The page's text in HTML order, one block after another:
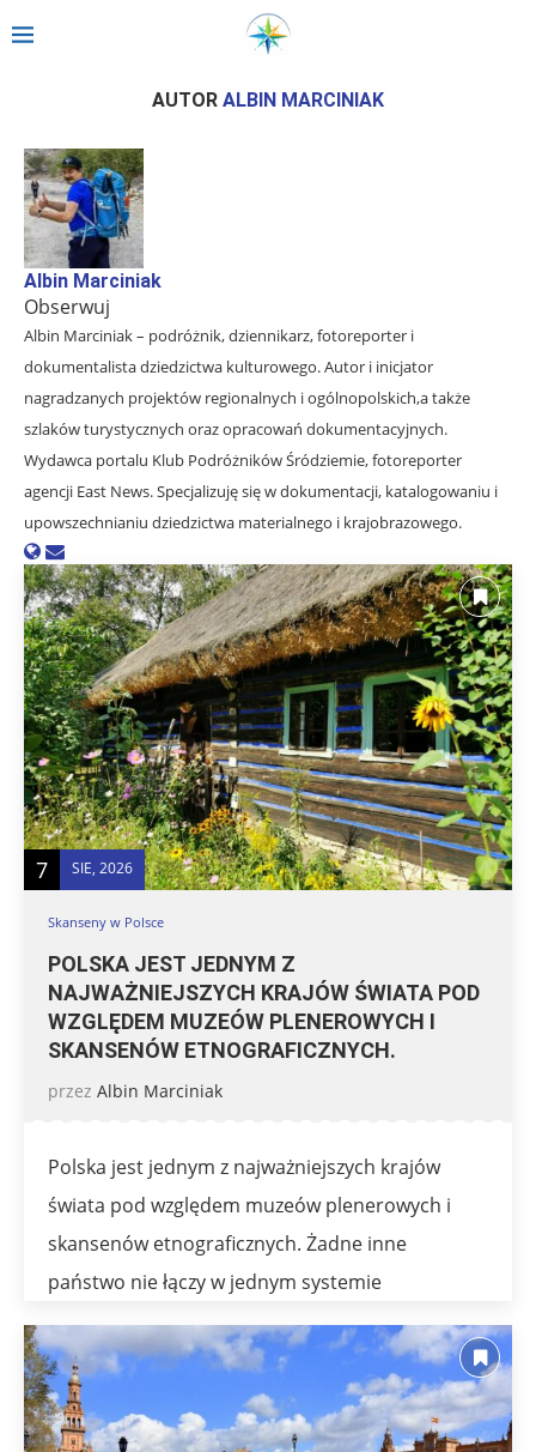
Strona główna Archiwum dla Albin Marciniak
AUTOR ALBIN MARCINIAK
Albin Marciniak
Obserwuj
Albin Marciniak – podróżnik, dziennikarz, fotoreporter i
dokumentalista dziedzictwa kulturowego. Autor i inicjator
nagradzanych projektów regionalnych i ogólnopolskich,a także
szlaków turystycznych oraz opracowań dokumentacyjnych.
Wydawca portalu Klub Podróżników Śródziemie, fotoreporter
agencji East News. Specjalizuję się w dokumentacji, katalogowaniu i
upowszechnianiu dziedzictwa materialnego i krajobrazowego.
7 SIE, 2026
Skanseny w Polsce
POLSKA JEST JEDNYM Z
NAJWAŻNIEJSZYCH KRAJÓW ŚWIATA POD
WZGLĘDEM MUZEÓW PLENEROWYCH I
SKANSENÓW ETNOGRAFICZNYCH.
przez Albin Marciniak
Polska jest jednym z najważniejszych krajów
świata pod względem muzeów plenerowych i
skansenów etnograficznych. Żadne inne
państwo nie łączy w jednym systemie